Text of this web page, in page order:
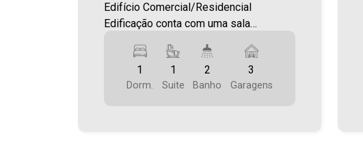
Edifício Comercial/Residencial
Edificação conta com uma sala
alugada gerando renda, pelo valor de
R$1.400,00. Na parte superior se
encontra um apartamento com 76,00 m²
1
Dorm.
1
Suite
2
Banho
3
Garagens